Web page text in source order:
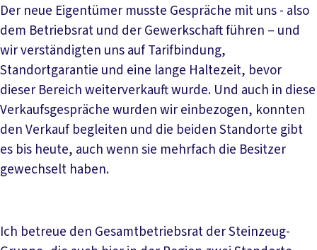
Der neue Eigentümer musste Gespräche mit uns - also
dem Betriebsrat und der Gewerkschaft führen – und
wir verständigten uns auf Tarifbindung,
Standortgarantie und eine lange Haltezeit, bevor
dieser Bereich weiterverkauft wurde. Und auch in diese
Verkaufsgespräche wurden wir einbezogen, konnten
den Verkauf begleiten und die beiden Standorte gibt
es bis heute, auch wenn sie mehrfach die Besitzer
gewechselt haben.
Ich betreue den Gesamtbetriebsrat der Steinzeug-